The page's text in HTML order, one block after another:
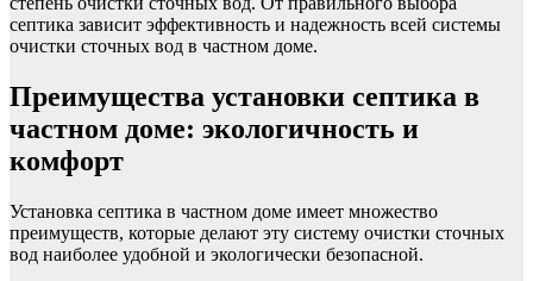
септика зависит эффективность и надежность всей системы
очистки сточных вод в частном доме.
Преимущества установки септика в
частном доме: экологичность и
комфорт
Установка септика в частном доме имеет множество
преимуществ, которые делают эту систему очистки сточных
вод наиболее удобной и экологически безопасной.